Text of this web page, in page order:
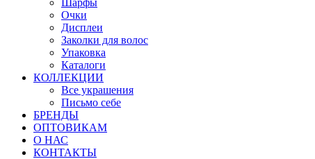
Шарфы
Очки
Дисплеи
Заколки для волос
Упаковка
Каталоги
КОЛЛЕКЦИИ
Все украшения
Письмо себе
БРЕНДЫ
ОПТОВИКАМ
О НАС
КОНТАКТЫ